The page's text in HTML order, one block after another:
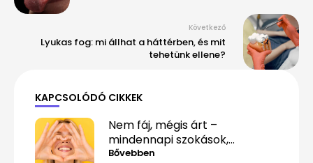
Következő
Lyukas fog: mi állhat a háttérben, és mit
tehetünk ellene?
KAPCSOLÓDÓ CIKKEK
Nem fáj, mégis árt –
mindennapi szokások,
amelyek alattomosan
Bővebben